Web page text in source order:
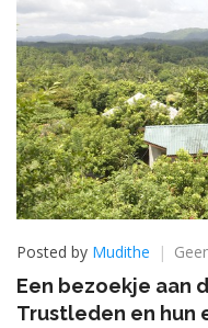
Posted by Mudithe
Een bezoekje aan
Trustleden en hun